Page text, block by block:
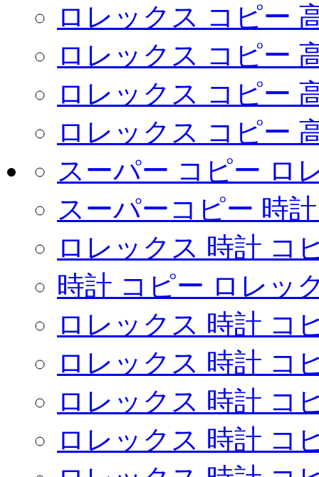
ロレックス コピー
ロレックス コピー
ロレックス コピー
ロレックス コピー
スーパー コピー ロ
スーパーコピー 時
ロレックス 時計 コ
時計 コピー ロレッ
ロレックス 時計 コ
ロレックス 時計 コ
ロレックス 時計 コ
ロレックス 時計 コ